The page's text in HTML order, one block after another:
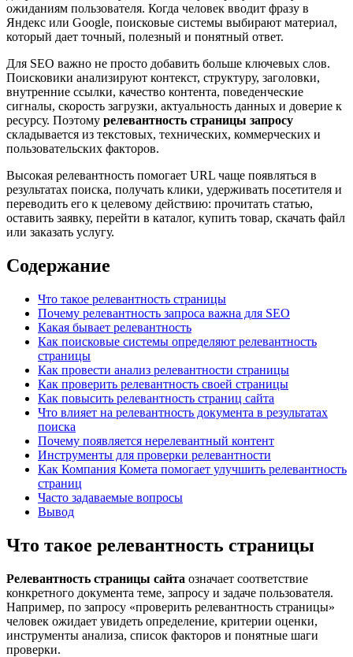
ожиданиям пользователя. Когда человек вводит фразу в
Яндекс или Google, поисковые системы выбирают материал,
который дает точный, полезный и понятный ответ.
Для SEO важно не просто добавить больше ключевых слов.
Поисковики анализируют контекст, структуру, заголовки,
внутренние ссылки, качество контента, поведенческие
сигналы, скорость загрузки, актуальность данных и доверие к
ресурсу. Поэтому релевантность страницы запросу
складывается из текстовых, технических, коммерческих и
пользовательских факторов.
Высокая релевантность помогает URL чаще появляться в
результатах поиска, получать клики, удерживать посетителя и
переводить его к целевому действию: прочитать статью,
оставить заявку, перейти в каталог, купить товар, скачать файл
или заказать услугу.
Содержание
Что такое релевантность страницы
Почему релевантность запроса важна для SEO
Какая бывает релевантность
Как поисковые системы определяют релевантность
страницы
Как провести анализ релевантности страницы
Как проверить релевантность своей страницы
Как повысить релевантность страниц сайта
Что влияет на релевантность документа в результатах
поиска
Почему появляется нерелевантный контент
Инструменты для проверки релевантности
Как Компания Комета помогает улучшить релевантность
страниц
Часто задаваемые вопросы
Вывод
Что такое релевантность страницы
Релевантность страницы сайта означает соответствие
конкретного документа теме, запросу и задаче пользователя.
Например, по запросу «проверить релевантность страницы»
человек ожидает увидеть определение, критерии оценки,
инструменты анализа, список факторов и понятные шаги
проверки.